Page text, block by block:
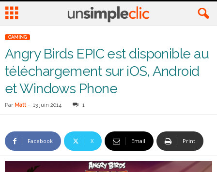
GAMING
Angry Birds EPIC est disponible au
téléchargement sur iOS, Android
et Windows Phone
Par Matt - 13 juin 2014 1
Facebook X Email Print